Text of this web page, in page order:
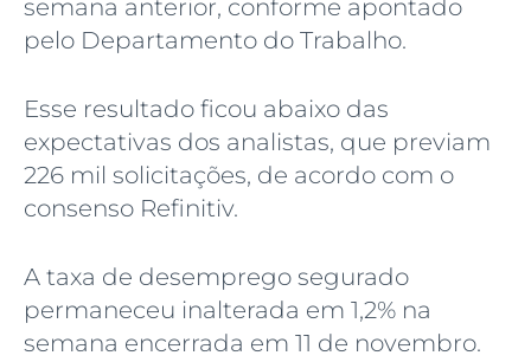
semana anterior, conforme apontado
pelo Departamento do Trabalho.
Esse resultado ficou abaixo das
expectativas dos analistas, que previam
226 mil solicitações, de acordo com o
consenso Refinitiv.
A taxa de desemprego segurado
permaneceu inalterada em 1,2% na
semana encerrada em 11 de novembro.